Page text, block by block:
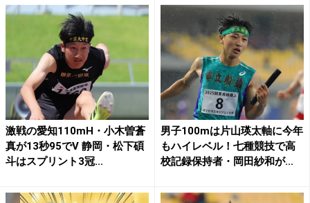
激戦の愛知110mH・小木曽蒼
真が13秒95でV 静岡・松下碩
斗はスプリント3冠...
男子100mは片山瑛太軸に今年
もハイレベル！七種競技で高
校記録保持者・岡田紗和が...